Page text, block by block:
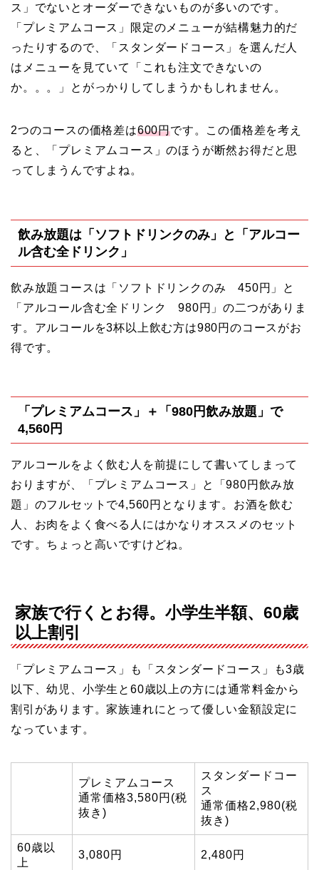
ス」でないとオーダーできないものが多いのです。
「プレミアムコース」限定のメニューが結構魅力的だ
ったりするので、「スタンダードコース」を選んだ人
はメニューを見ていて「これも注文できないの
か。。。」とがっかりしてしまうかもしれません。
2つのコースの価格差は600円です。この価格差を考え
ると、「プレミアムコース」のほうが断然お得だと思
ってしまうんですよね。
飲み放題は「ソフトドリンクのみ」と「アルコー
ル含む全ドリンク」
飲み放題コースは「ソフトドリンクのみ 450円」と
「アルコール含む全ドリンク 980円」の二つがありま
す。アルコールを3杯以上飲む方は980円のコースがお
得です。
「プレミアムコース」＋「980円飲み放題」で
4,560円
アルコールをよく飲む人を前提にして書いてしまって
おりますが、「プレミアムコース」と「980円飲み放
題」のフルセットで4,560円となります。お酒を飲む
人、お肉をよく食べる人にはかなりオススメのセット
です。ちょっと高いですけどね。
家族で行くとお得。小学生半額、60歳
以上割引
「プレミアムコース」も「スタンダードコース」も3歳
以下、幼児、小学生と60歳以上の方には通常料金から
割引があります。家族連れにとって優しい金額設定に
なっています。
プレミアムコース
通常価格3,580円(税
抜き)
スタンダードコー
ス
通常価格2,980(税
抜き)
60歳以
上
3,080円 2,480円